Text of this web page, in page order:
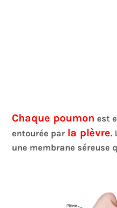
Chaque poumon est
entourée par la plèvre.
une membrane séreuse